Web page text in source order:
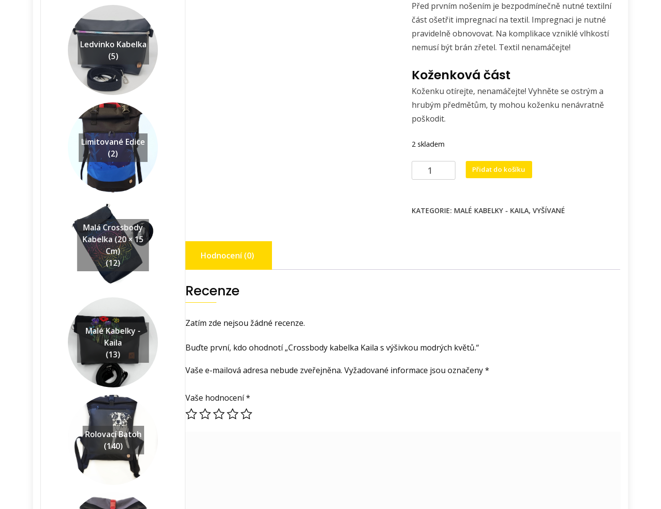
Před prvním nošením je bezpodmínečně nutné textilní
část ošetřit impregnací na textil. Impregnaci je nutné
pravidelně obnovovat. Na komplikace vzniklé vlhkostí
nemusí být brán zřetel. Textil nenamáčejte!
Koženková část
Koženku otírejte, nenamáčejte! Vyhněte se ostrým a
hrubým předmětům, ty mohou koženku nenávratně
poškodit.
2 skladem
Crossbody
kabelka
výšivkou
Přidat do košíku
KATEGORIE: MALÉ KABELKY - KAILA,VYŠÍVANÉ
Hodnocení (0)
Recenze
Zatím zde nejsou žádné recenze.
Buďte první, kdo ohodnotí „Crossbody kabelka Kaila s výšivkou modrých květů.“
Vaše e-mailová adresa nebude zveřejněna. Vyžadované informace jsou označeny*
Vaše hodnocení*
Ledvinko Kabelka
(5)
Limitované Edice
(2)
Malá Crossbody
Kabelka (20 × 15
Cm)
(12)
Malé Kabelky -
Kaila
(13)
Rolovací Batoh
(140)